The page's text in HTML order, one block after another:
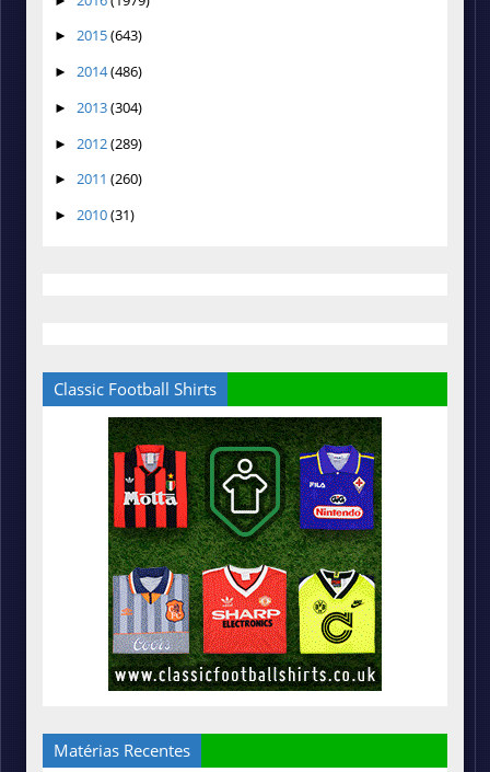
► 2015(643)
► 2014(486)
► 2013(304)
► 2012(289)
► 2011 (260)
► 2010(31)
Classic Football Shirts
Matérias Recentes